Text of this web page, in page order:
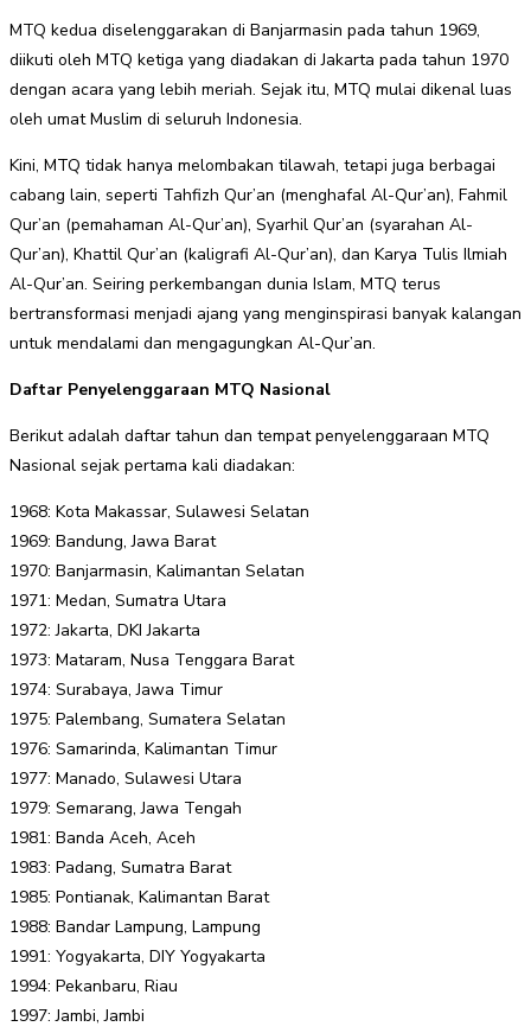
MTQ kedua diselenggarakan di Banjarmasin pada tahun 1969,
diikuti oleh MTQ ketiga yang diadakan di Jakarta pada tahun 1970
dengan acara yang lebih meriah. Sejak itu, MTQ mulai dikenal luas
oleh umat Muslim di seluruh Indonesia.
Kini, MTQ tidak hanya melombakan tilawah, tetapi juga berbagai
cabang lain, seperti Tahfizh Qur’an (menghafal Al-Qur’an), Fahmil
Qur’an (pemahaman Al-Qur’an), Syarhil Qur’an (syarahan Al-
Qur’an), Khattil Qur’an (kaligrafi Al-Qur’an), dan Karya Tulis Ilmiah
Al-Qur’an. Seiring perkembangan dunia Islam, MTQ terus
bertransformasi menjadi ajang yang menginspirasi banyak kalangan
untuk mendalami dan mengagungkan Al-Qur’an.
Daftar Penyelenggaraan MTQ Nasional
Berikut adalah daftar tahun dan tempat penyelenggaraan MTQ
Nasional sejak pertama kali diadakan:
1968: Kota Makassar, Sulawesi Selatan
1969: Bandung, Jawa Barat
1970: Banjarmasin, Kalimantan Selatan
1971: Medan, Sumatra Utara
1972: Jakarta, DKI Jakarta
1973: Mataram, Nusa Tenggara Barat
1974: Surabaya, Jawa Timur
1975: Palembang, Sumatera Selatan
1976: Samarinda, Kalimantan Timur
1977: Manado, Sulawesi Utara
1979: Semarang, Jawa Tengah
1981: Banda Aceh, Aceh
1983: Padang, Sumatra Barat
1985: Pontianak, Kalimantan Barat
1988: Bandar Lampung, Lampung
1991: Yogyakarta, DIY Yogyakarta
1994: Pekanbaru, Riau
1997: Jambi, Jambi